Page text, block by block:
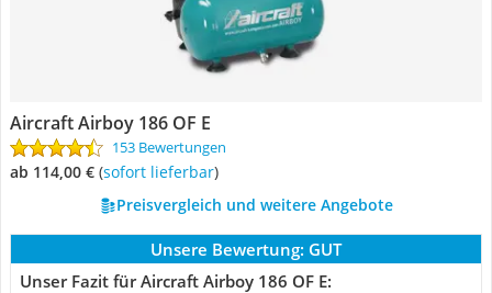
Aircraft Airboy 186 OF E
153 Bewertungen
ab 114,00 € ( Sofort lieferbar)
Preisvergleich und weitere Angebote
Unsere Bewertung: GUT
Unser Fazit für Aircraft Airboy 186 OF E: